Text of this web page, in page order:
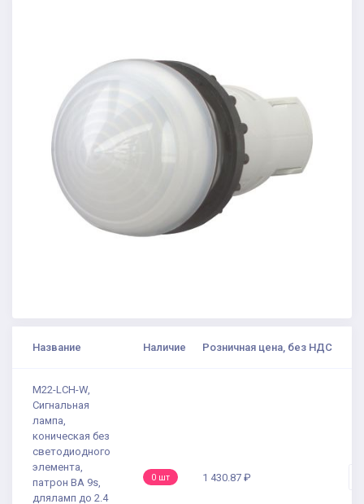
Название Наличие Розничная цена, без НДС
M22-LCH-W,
Сигнальная
лампа,
коническая без
светодиодного
элемента,
патрон BA 9s,
дляламп до 2.4
0 шт 1 430.87 ₽